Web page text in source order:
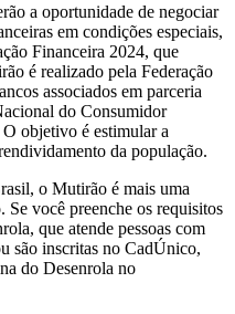
a oportunidade de negociar
em condições especiais,
Financeira 2024, que
é realizado pela Federação
associados em parceria
do Consumidor
objetivo é estimular a
da população.
o Mutirão é mais uma
Se você preenche os requisitos
que atende pessoas com
são inscritas no CadÚnico,
do Desenrola no